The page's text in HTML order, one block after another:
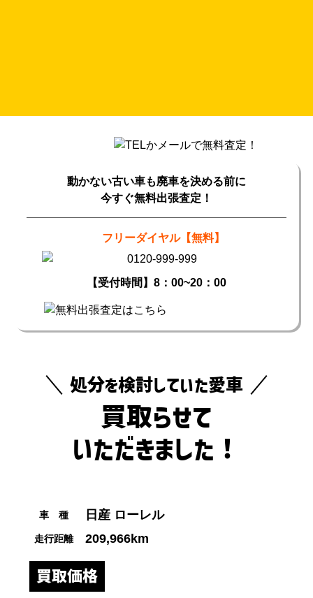
動かない古い車も廃車を決める前に
今すぐ無料出張査定！
フリーダイヤル【無料】
【受付時間】8：00~20：00
処分を検討していた愛車
買取らせて
いただきました！
車 種 日産 ローレル
走行距離 209,966km
買取価格